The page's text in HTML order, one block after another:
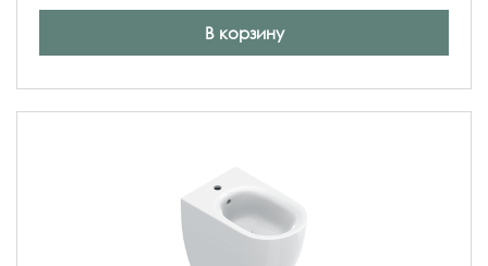
В корзину